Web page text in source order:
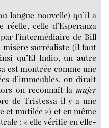
longue nouvelle) qu’il a
celle d’Esperanza
l’intermédiaire de Bill
misère surréaliste (il faut
qu’El Indio, un autre
est montrée comme une
d’immeubles, on dirait
on reconnaît la mujer
de Tristessa il y a une
et mutilée ») et en même
: « elle vérifie en elle-